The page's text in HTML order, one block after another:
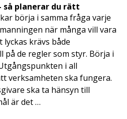
så planerar du rätt
börja i samma fråga varje
när många vill vara
lyckas krävs både
de regler som styr. Börja i
i all
verksamheten ska fungera.
ska ta hänsyn till
är det …